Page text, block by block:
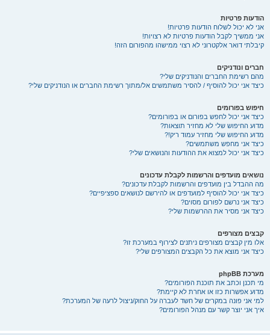
הודעות פרטיות
אני לא יכול לשלוח הודעות פרטיות!
אני ממשיך לקבל הודעות פרטיות לא רצויות!
קיבלתי דואר אלקטרוני לא רצוי ממישהו מהפורום הזה!
חברים ונודניקים
מהם רשימת החברים והנודניקים שלי?
כיצד אני יכול להוסיף / להסיר משתמשים אל/מתוך רשימת החברים או הנודניקים שלי?
חיפוש בפורומים
כיצד אני יכול לחפש בפורום או בפורומים?
מדוע החיפוש שלי לא מחזיר תוצאות?
מדוע החיפוש שלי מחזיר עמוד ריק!?
כיצד אני מחפש משתמשים?
כיצד אני יכול למצוא את ההודעות והנושאים שלי?
נושאים מועדפים והרשמות לקבלת עדכונים
מה ההבדל בין מועדפים והרשמות לקבלת עדכונים?
כיצד אני יכול להוסיף למועדפים או להירשם לנושאים ספציפיים?
כיצד אני נרשם לפורום מסוים?
כיצד אני מסיר את ההרשמות שלי?
קבצים מצורפים
אלו מין קבצים מצורפים ניתנים לצירוף במערכת זו?
כיצד אני מוצא את כל הקבצים המצורפים שלי?
מערכת phpBB
מי תכנן וכתב את תוכנת הפורומים?
מדוע אפשרות כזו או אחרת לא קיימת?
למי אני פונה במקרים של חשד לעברה על החוק/ניצול לרעה של המערכת?
איך אני יוצר קשר עם מנהל הפורומים?